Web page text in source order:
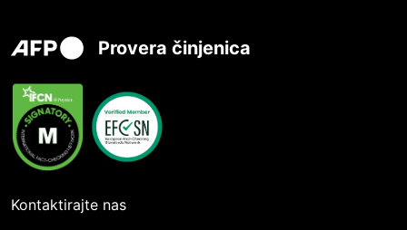
Provera činjenica
Kontaktirajte nas